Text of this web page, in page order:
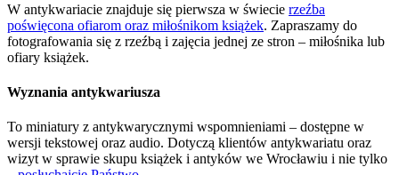
W antykwariacie znajduje się pierwsza w świecie rzeźba
poświęcona ofiarom oraz miłośnikom książek. Zapraszamy do
fotografowania się z rzeźbą i zajęcia jednej ze stron – miłośnika lub
ofiary książek.
Wyznania antykwariusza
To miniatury z antykwarycznymi wspomnieniami – dostępne w
wersji tekstowej oraz audio. Dotyczą klientów antykwariatu oraz
wizyt w sprawie skupu książek i antyków we Wrocławiu i nie tylko